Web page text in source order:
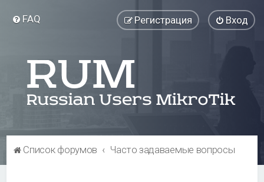
FAQ Вход
Регистрация
Список форумов Часто задаваемые вопросы